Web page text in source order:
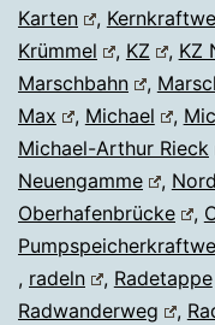
Karten
,
Krümmel
, KZ , KZ
Marschbahn
,
Max
, Michael ,
Michael-Arthur Rieck
Neuengamme
,
Oberhafenbrücke
,
, radeln , Radetappe
Radwanderweg
,